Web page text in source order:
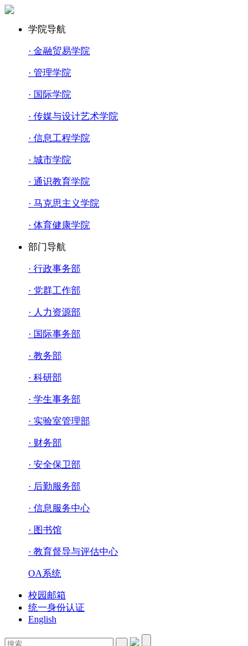
学院导航
· 金融贸易学院
· 管理学院
· 国际学院
· 传媒与设计艺术学院
· 信息工程学院
· 城市学院
· 通识教育学院
· 马克思主义学院
· 体育健康学院
部门导航
· 行政事务部
· 党群工作部
· 人力资源部
· 国际事务部
· 教务部
· 科研部
· 学生事务部
· 实验室管理部
· 财务部
· 安全保卫部
· 后勤服务部
· 信息服务中心
· 图书馆
· 教育督导与评估中心
OA系统
校园邮箱
统一身份认证
English